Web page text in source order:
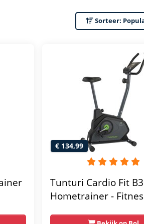
Sorteer:
€ 134,99
Tunturi Cardio Fit
Hometrainer -